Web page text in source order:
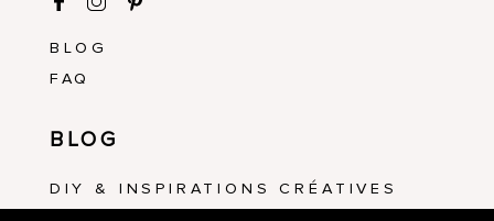
BLOG
FAQ
BLOG
DIY & INSPIRATIONS CRÉATIVES